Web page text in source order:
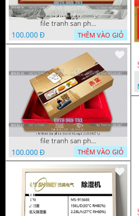
file tranh san pham bao bi
100.000 Đ
THÊM VÀO GIỎ
file tranh san pham bao bi
100.000 Đ
THÊM VÀO GIỎ